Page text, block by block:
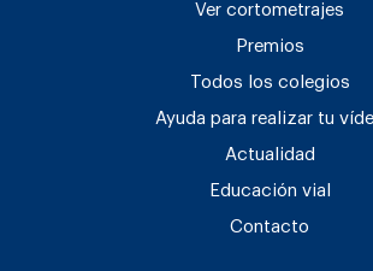
Ver cortometrajes
Premios
Todos los colegios
Ayuda para realizar tu
Actualidad
Educación vial
Contacto